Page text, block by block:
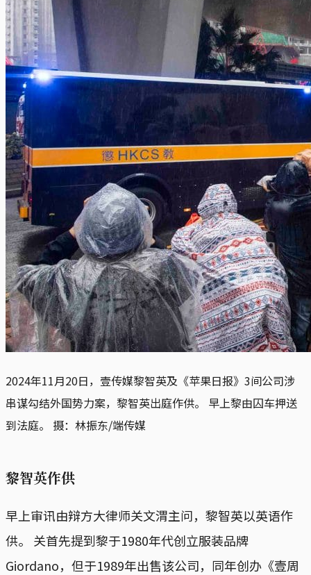
2024年11月20日，壹传媒黎智英及《苹果日报》3间公司涉
串谋勾结外国势力案，黎智英出庭作供。 早上黎由囚车押送
到法庭。 摄：林振东/端传媒
黎智英作供
早上审讯由辩方大律师关文渭主问，黎智英以英语作
供。 关首先提到黎于1980年代创立服装品牌
Giordano，但于1989年出售该公司，同年创办《壹周